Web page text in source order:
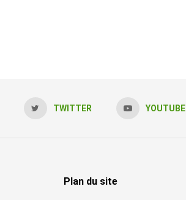
TWITTER YOUTUBE
Plan du site